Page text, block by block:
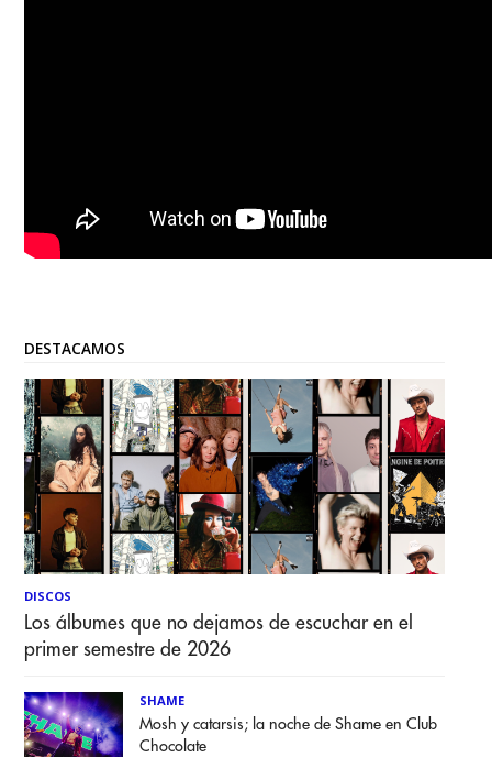
DESTACAMOS
DISCOS
Los álbumes que no dejamos de escuchar en el
primer semestre de 2026
SHAME
Mosh y catarsis; la noche de Shame en Club
Chocolate